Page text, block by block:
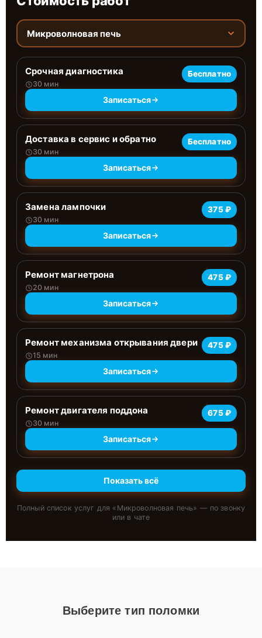
Микроволновая печь
Срочная диагностика
30 мин
Бесплатно
Записаться
Доставка в сервис и обратно
30 мин
Бесплатно
Записаться
Замена лампочки
30 мин
375 ₽
Записаться
Ремонт магнетрона
20 мин
475 ₽
Записаться
Ремонт механизма открывания двери
15 мин
475 ₽
Записаться
Ремонт двигателя поддона
30 мин
675 ₽
Записаться
Показать всё
Полный список услуг для « Микроволновая печь» — по звонку
или в чате
Выберите тип поломки